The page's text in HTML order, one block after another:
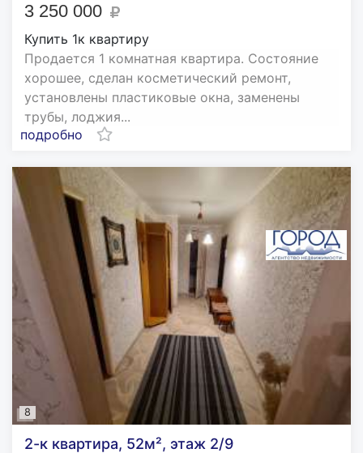
3 250 000
Купить 1к квартиру
Продается 1 комнатная квартира. Состояние
хорошее, сделан косметический ремонт,
установлены пластиковые окна, заменены
трубы, лоджия...
подробно
8
2-к квартира, 52м², этаж 2/9